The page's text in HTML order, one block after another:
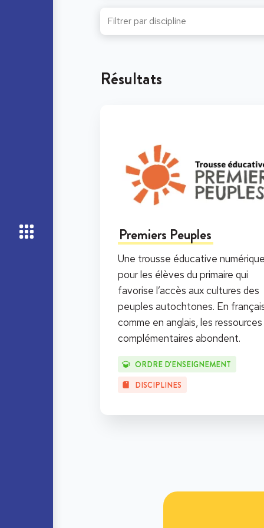
Résultats
Premiers Peuples
Une trousse éducative
pour les élèves du primaire qui
favorise l’accès aux cultures des
peuples autochtones. En
comme en anglais, les ressources
complémentaires abondent.
ORDRE D'ENSEIGNEMENT
DISCIPLINES